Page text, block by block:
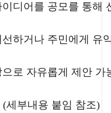
디어를 공모를 통해
하거나 주민에게 유
로 자유롭게 제안 가
(세부내용 붙임 참조)